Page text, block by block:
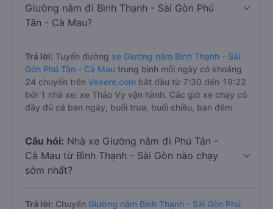
Giường nằm đi Bình Thạnh - Sài Gòn Phú
Tân - Cà Mau?
Trả lời: Tuyến đường xe Giường nằm Bình Thạnh - Sài
Gòn Phú Tân - Cà Mau trung bình mỗi ngày có khoảng
24 chuyến trên Vexere.com bắt đầu từ 7:30 đến 19:22
bởi 1 nhà xe: xe Thảo Vy vận hành. Các giờ xe chạy có
đầy đủ cả ban ngày, buổi trưa, buổi chiều, ban đêm
Câu hỏi: Nhà xe Giường nằm đi Phú Tân -
Cà Mau từ Bình Thạnh - Sài Gòn nào chạy
sớm nhất?
Trả lời: Chuyến Giường nằm Bình Thạnh - Sài Gòn Phú